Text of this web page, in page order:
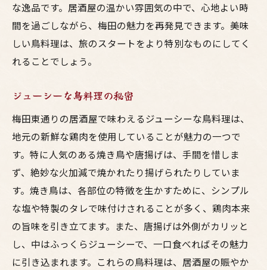
な逸品です。居酒屋の温かい雰囲気の中で、心地よい時
間を過ごしながら、梅田の魅力を再発見できます。美味
しい鳥料理は、旅のスタートをより特別なものにしてく
れることでしょう。
ジューシーな鳥料理の秘密
梅田東通りの居酒屋で味わえるジューシーな鳥料理は、
地元の新鮮な鶏肉を使用していることが魅力の一つで
す。特に人気のある焼き鳥や唐揚げは、手間を惜しま
ず、絶妙な火加減で焼かれたり揚げられたりしていま
す。焼き鳥は、各部位の特徴を生かすために、シンプル
な塩や特製のタレで味付けされることが多く、鶏肉本来
の旨味を引き立てます。また、唐揚げは外側がカリッと
し、中はふっくらジューシーで、一口食べればその魅力
に引き込まれます。これらの鳥料理は、居酒屋の賑やか